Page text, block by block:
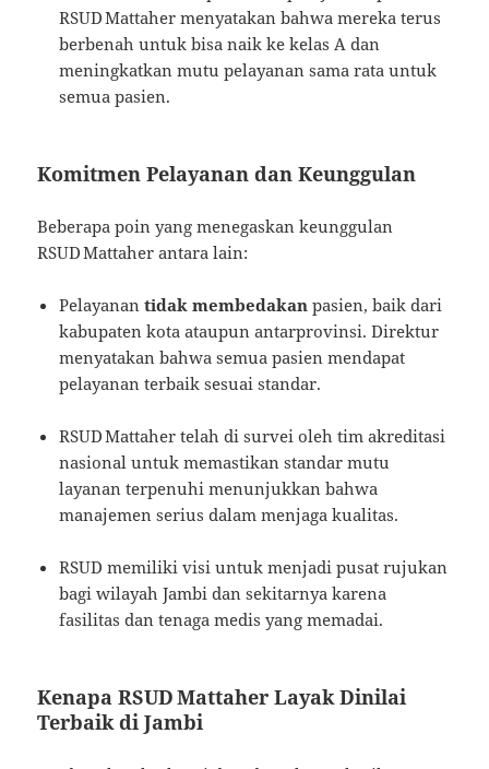
RSUD Mattaher menyatakan bahwa mereka terus
berbenah untuk bisa naik ke kelas A dan
meningkatkan mutu pelayanan sama rata untuk
semua pasien.
Komitmen Pelayanan dan Keunggulan
Beberapa poin yang menegaskan keunggulan
RSUD Mattaher antara lain:
Pelayanantidak membedakan pasien, baik dari
kabupaten kota ataupun antarprovinsi. Direktur
menyatakan bahwa semua pasien mendapat
pelayanan terbaik sesuai standar.
RSUD Mattaher telah di survei oleh tim akreditasi
nasional untuk memastikan standar mutu
layanan terpenuhi menunjukkan bahwa
manajemen serius dalam menjaga kualitas.
RSUD memiliki visi untuk menjadi pusat rujukan
bagi wilayah Jambi dan sekitarnya karena
fasilitas dan tenaga medis yang memadai.
Kenapa RSUD Mattaher Layak Dinilai
Terbaik di Jambi